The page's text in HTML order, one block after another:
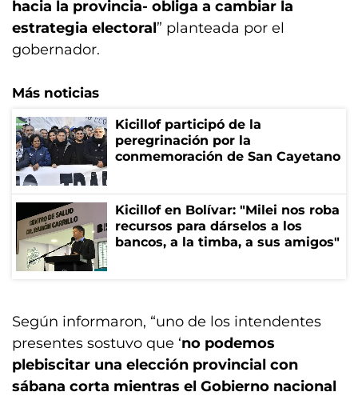
hacia la provincia- obliga a cambiar la
estrategia electoral” planteada por el
gobernador.
Más noticias
Kicillof participó de la
peregrinación por la
conmemoración de San Cayetano
Kicillof en Bolívar: "Milei nos roba
recursos para dárselos a los
bancos, a la timba, a sus amigos"
Según informaron, “uno de los intendentes
presentes sostuvo que ‘no podemos
plebiscitar una elección provincial con
sábana corta mientras el Gobierno nacional